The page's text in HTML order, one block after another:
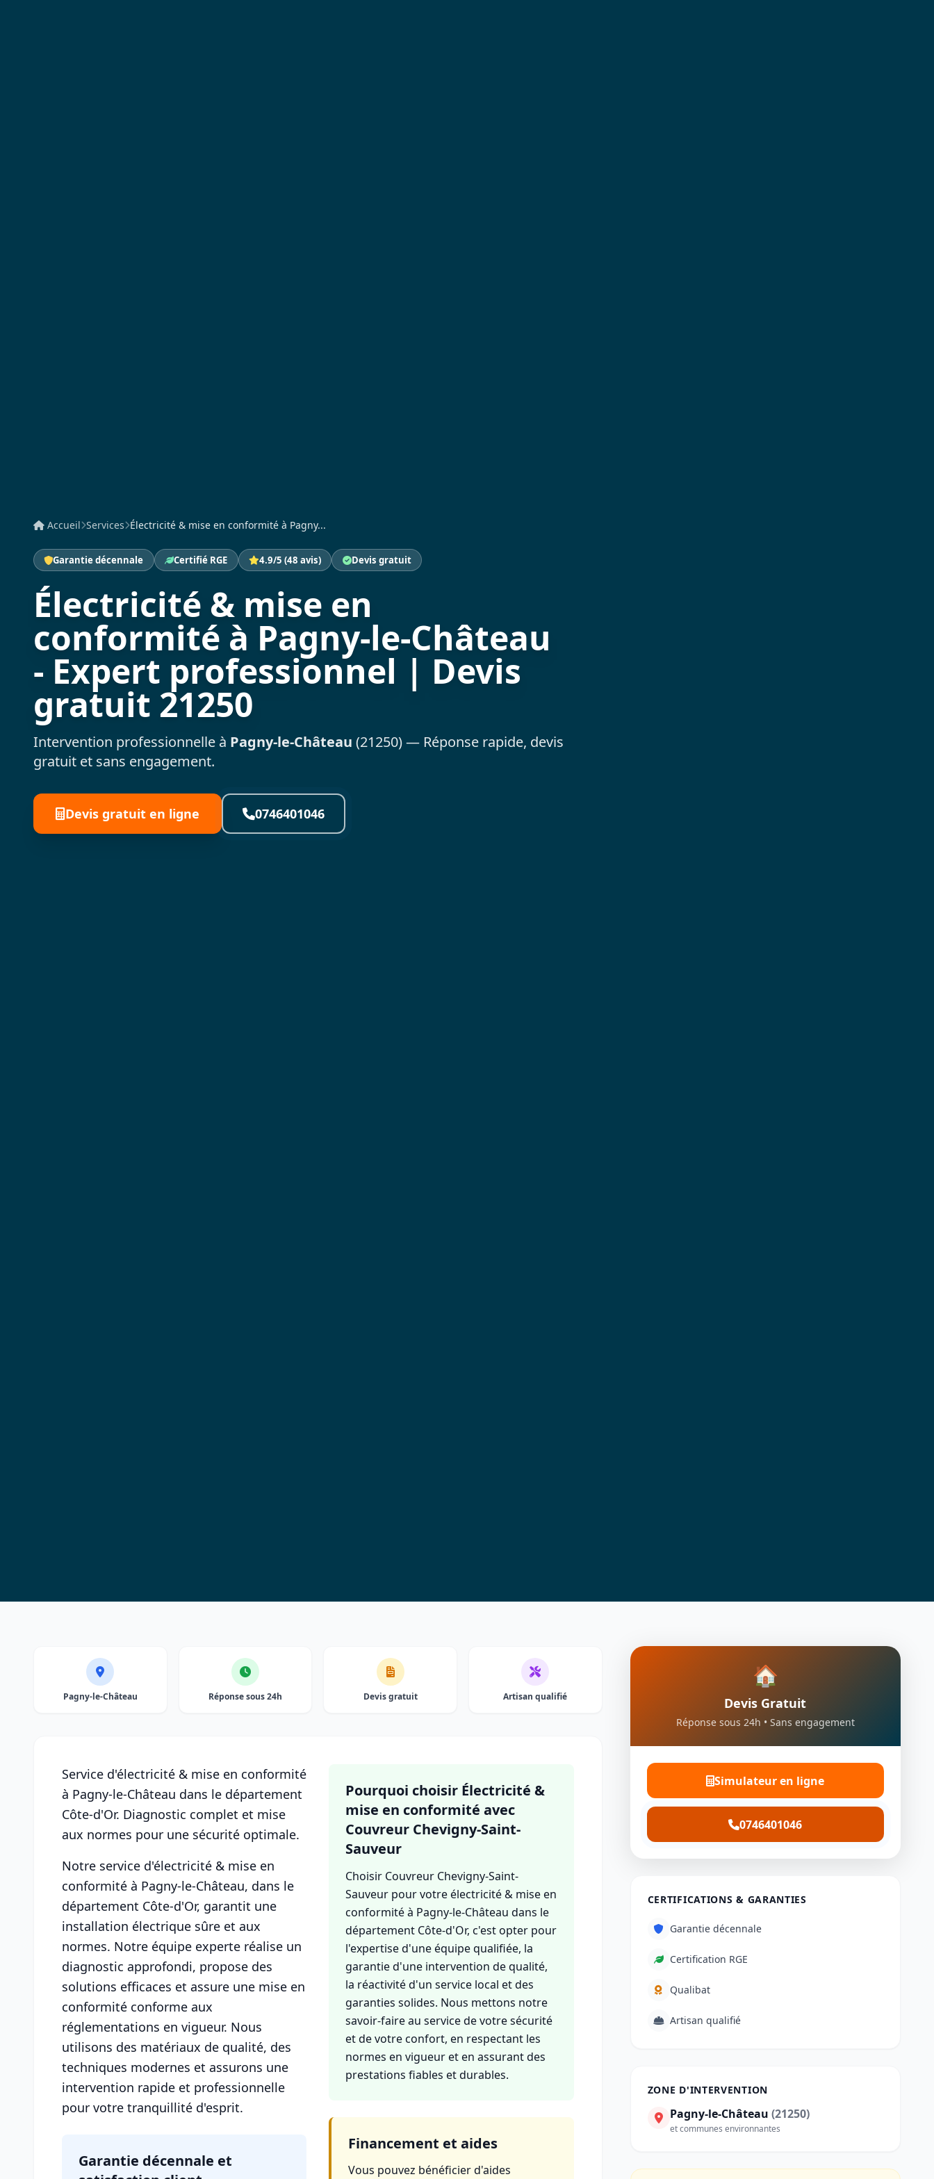
Accueil Services Électricité & mise en conformité à Pagny...
Garantie décennale Certifié RGE 4.9/5 (48 avis) Devis gratuit
Électricité & mise en
conformité à Pagny-le-Château
- Expert professionnel | Devis
gratuit 21250
Intervention professionnelle à Pagny-le-Château (21250) — Réponse rapide, devis
gratuit et sans engagement.
Devis gratuit en ligne 0746401046
Pagny-le-Château Réponse sous 24h Devis gratuit Artisan qualifié
Service d'électricité & mise en conformité
à Pagny-le-Château dans le département
Côte-d'Or. Diagnostic complet et mise
aux normes pour une sécurité optimale.
Notre service d'électricité & mise en
conformité à Pagny-le-Château, dans le
département Côte-d'Or, garantit une
installation électrique sûre et aux
normes. Notre équipe experte réalise un
diagnostic approfondi, propose des
solutions efficaces et assure une mise en
conformité conforme aux
réglementations en vigueur. Nous
utilisons des matériaux de qualité, des
techniques modernes et assurons une
intervention rapide et professionnelle
pour votre tranquillité d'esprit.
Garantie décennale et
Pourquoi choisir Électricité &
mise en conformité avec
Couvreur Chevigny-Saint-
Sauveur
Choisir Couvreur Chevigny-Saint-
Sauveur pour votre électricité & mise en
conformité à Pagny-le-Château dans le
département Côte-d'Or, c'est opter pour
l'expertise d'une équipe qualifiée, la
garantie d'une intervention de qualité,
la réactivité d'un service local et des
garanties solides. Nous mettons notre
savoir-faire au service de votre sécurité
et de votre confort, en respectant les
normes en vigueur et en assurant des
prestations fiables et durables.
Financement et aides
Vous pouvez bénéficier d'aides
🏠
Devis Gratuit
Réponse sous 24h • Sans engagement
Simulateur en ligne
0746401046
CERTIFICATIONS & GARANTIES
Garantie décennale
Certification RGE
Qualibat
Artisan qualifié
ZONE D'INTERVENTION
Pagny-le-Château (21250)
et communes environnantes